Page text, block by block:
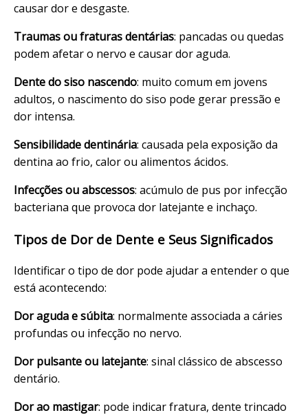
causar dor e desgaste.
Traumas ou fraturas dentárias: pancadas ou quedas
podem afetar o nervo e causar dor aguda.
Dente do siso nascendo: muito comum em jovens
adultos, o nascimento do siso pode gerar pressão e
dor intensa.
Sensibilidade dentinária: causada pela exposição da
dentina ao frio, calor ou alimentos ácidos.
Infecções ou abscessos: acúmulo de pus por infecção
bacteriana que provoca dor latejante e inchaço.
Tipos de Dor de Dente e Seus Significados
Identificar o tipo de dor pode ajudar a entender o que
está acontecendo:
Dor aguda e súbita: normalmente associada a cáries
profundas ou infecção no nervo.
Dor pulsante ou latejante: sinal clássico de abscesso
dentário.
Dor ao mastigar: pode indicar fratura, dente trincado